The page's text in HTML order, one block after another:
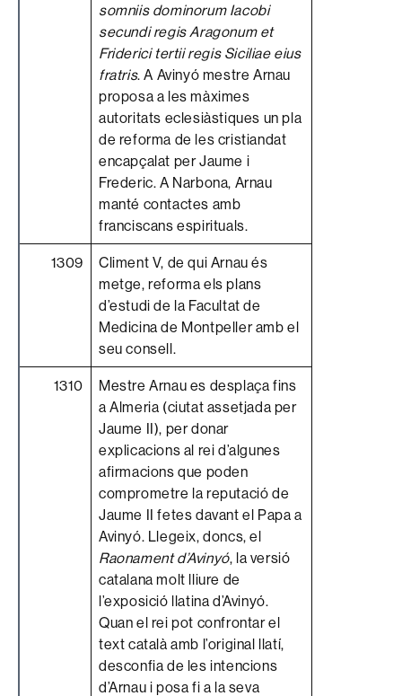
somniis dominorum Iacobi
secundi regis Aragonum et
Friderici tertii regis Siciliae eius
fratris. A Avinyó mestre Arnau
proposa a les màximes
autoritats eclesiàstiques un pla
de reforma de les cristiandat
encapçalat per Jaume i
Frederic. A Narbona, Arnau
manté contactes amb
franciscans espirituals.
1309
Climent V, de qui Arnau és
metge, reforma els plans
d’estudi de la Facultat de
Medicina de Montpeller amb el
seu consell.
1310
Mestre Arnau es desplaça fins
a Almeria (ciutat assetjada per
Jaume II), per donar
explicacions al rei d’algunes
afirmacions que poden
comprometre la reputació de
Jaume II fetes davant el Papa a
Avinyó. Llegeix, doncs, el
Raonament d’Avinyó, la versió
catalana molt lliure de
l’exposició llatina d’Avinyó.
Quan el rei pot confrontar el
text català amb l’original llatí,
desconfia de les intencions
d’Arnau i posa fi a la seva